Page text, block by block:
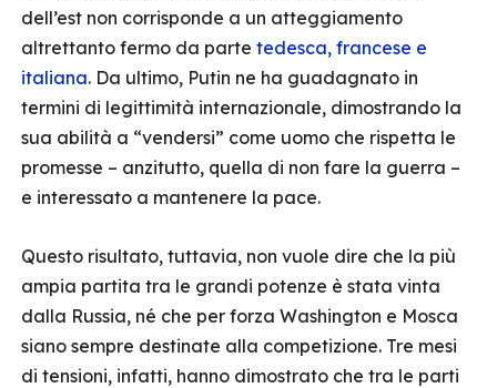
dell’est non corrisponde a un atteggiamento
altrettanto fermo da parte tedesca, francese e
italiana. Da ultimo, Putin ne ha guadagnato in
termini di legittimità internazionale, dimostrando la
sua abilità a “vendersi” come uomo che rispetta le
promesse – anzitutto, quella di non fare la guerra –
e interessato a mantenere la pace.
Questo risultato, tuttavia, non vuole dire che la più
ampia partita tra le grandi potenze è stata vinta
dalla Russia, né che per forza Washington e Mosca
siano sempre destinate alla competizione. Tre mesi
di tensioni, infatti, hanno dimostrato che tra le parti